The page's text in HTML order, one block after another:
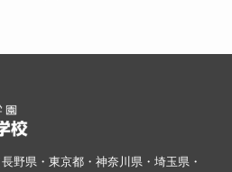
野県・東京都・神奈川県・埼玉県・